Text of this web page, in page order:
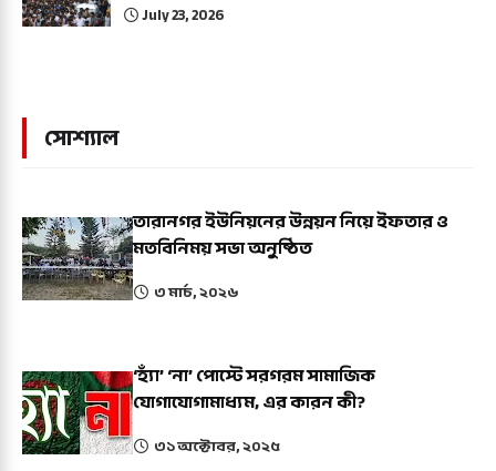
July 23, 2026
সোশ্যাল
তারানগর ইউনিয়নের উন্নয়ন নিয়ে ইফতার ও
মতবিনিময় সভা অনুষ্ঠিত
৩ মার্চ, ২০২৬
‘হ্যাঁ’ ‘না’ পোস্টে সরগরম সামাজিক
যোগাযোগামাধ্যম, এর কারন কী?
৩১ অক্টোবর, ২০২৫